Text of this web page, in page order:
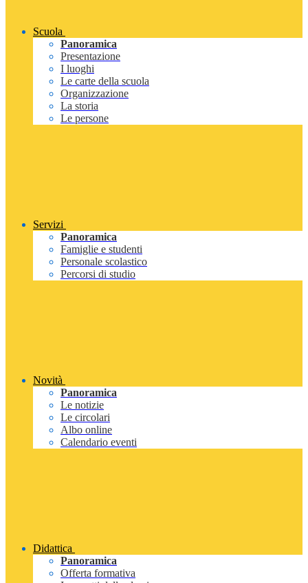
Scuola
Panoramica
Presentazione
I luoghi
Le carte della scuola
Organizzazione
La storia
Le persone
Servizi
Panoramica
Famiglie e studenti
Personale scolastico
Percorsi di studio
Novità
Panoramica
Le notizie
Le circolari
Albo online
Calendario eventi
Didattica
Panoramica
Offerta formativa